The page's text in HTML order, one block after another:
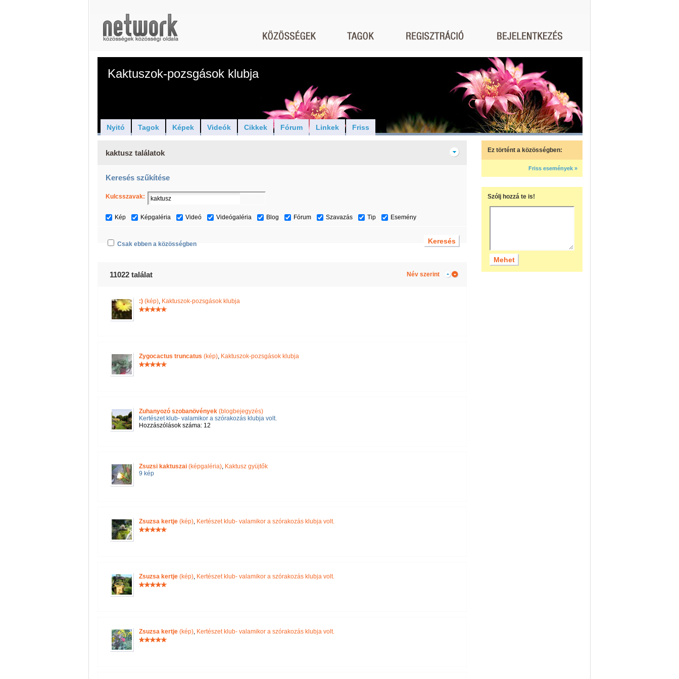
Kaktuszok-pozsgások klubja
Nyitó Tagok Képek Videók Cikkek Fórum Linkek Friss
kaktusz találatok
Keresés szűkítése
Kulcsszavak:
Kép Képgaléria Videó Videógaléria Blog Fórum Szavazás Tip Esemény
Csak ebben a közösségben
11022 találat Név szerint
:) (kép), Kaktuszok-pozsgások klubja
Zygocactus truncatus (kép), Kaktuszok-pozsgások klubja
Zuhanyozó szobanövények (blogbejegyzés)
Kertészet klub- valamikor a szórakozás klubja volt.
Hozzászólások száma: 12
Zsuzsi kaktuszai (képgaléria), Kaktusz gyüjtők
9 kép
Zsuzsa kertje (kép), Kertészet klub- valamikor a szórakozás klubja volt.
Zsuzsa kertje (kép), Kertészet klub- valamikor a szórakozás klubja volt.
Zsuzsa kertje (kép), Kertészet klub- valamikor a szórakozás klubja volt.
Ez történt a közösségben:
Friss események »
Szólj hozzá te is!